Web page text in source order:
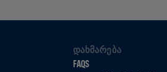
ᲓᲐᲮᲛᲐᲠᲔᲑᲐ
FAQS